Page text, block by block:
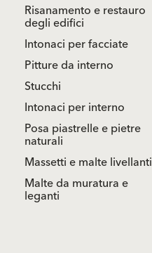
Risanamento e restauro
degli edifici
Intonaci per facciate
Pitture da interno
Stucchi
Intonaci per interno
Posa piastrelle e pietre
naturali
Massetti e malte livellanti
Malte da muratura e
leganti